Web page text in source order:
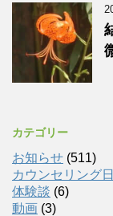
カテゴリー
お知らせ (511)
カウンセリング
体験談 (6)
動画 (3)